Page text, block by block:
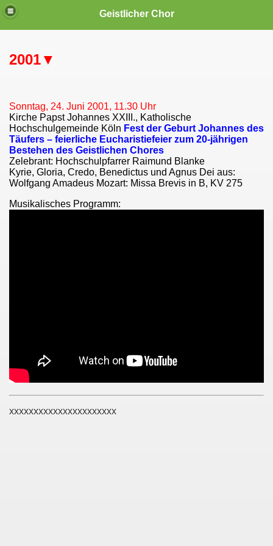
Geistlicher Chor
2001▼
Sonntag, 24. Juni 2001, 11.30 Uhr
Kirche Papst Johannes XXIII., Katholische
Hochschulgemeinde Köln Fest der Geburt Johannes des
Täufers – feierliche Eucharistiefeier zum 20-jährigen
Bestehen des Geistlichen Chores
Zelebrant: Hochschulpfarrer Raimund Blanke
Kyrie, Gloria, Credo, Benedictus und Agnus Dei aus:
Wolfgang Amadeus Mozart: Missa Brevis in B, KV 275
Musikalisches Programm:
xxxxxxxxxxxxxxxxxxxxxx